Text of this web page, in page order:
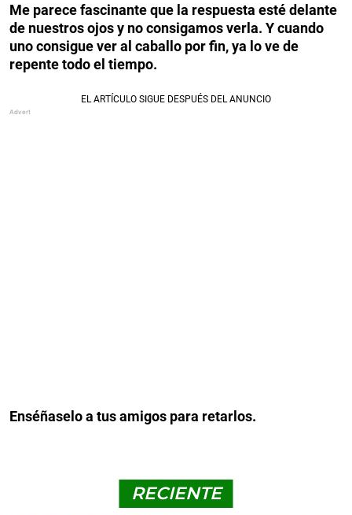
Me parece fascinante que la respuesta esté delante
de nuestros ojos y no consigamos verla. Y cuando
uno consigue ver al caballo por fin, ya lo ve de
repente todo el tiempo.
Enséñaselo a tus amigos para retarlos.
RECIENTE